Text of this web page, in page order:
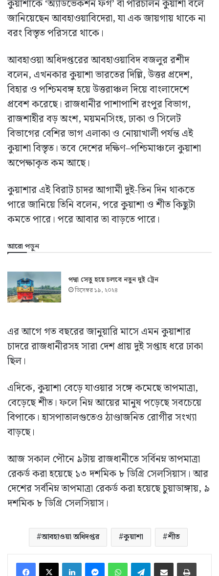
কুয়াশাকে ‘অ্যাডভেকশন ফগ’ বা পরিচালন কুয়াশা বলে
জানিয়েছেন আবহাওয়াবিদেরা, যা এক জায়গায় থাকে না
বরং বিস্তৃত পরিসরে থাকে।
আবহাওয়া অধিদপ্তরের আবহাওয়াবিদ বজলুর রশীদ
বলেন, এখনকার কুয়াশা ভারতের দিল্লি, উত্তর প্রদেশ,
বিহার ও পশ্চিমবঙ্গ হয়ে উত্তরাঞ্চল দিয়ে বাংলাদেশে
প্রবেশ করেছে। রাজধানীর পাশাপাশি রংপুর বিভাগ,
রাজশাহীর বড় অংশ, ময়মনসিংহ, ঢাকা ও সিলেট
বিভাগের বেশির ভাগ এলাকা ও নোয়াখালী পর্যন্ত এই
কুয়াশা বিস্তৃত। তবে দেশের দক্ষিণ–পশ্চিমাঞ্চলে কুয়াশা
অপেক্ষাকৃত কম আছে।
কুয়াশার এই বিরাট চাদর আগামী দুই-তিন দিন থাকতে
পারে জানিয়ে তিনি বলেন, পরে কুয়াশা ও শীত কিছুটা
কমতে পারে। পরে আবার তা বাড়তে পারে।
আরো পড়ুন
পদ্মা সেতু হয়ে চলবে নতুন দুই ট্রেন
ডিসেম্বর ১৯, ২০২৪
এর আগে গত বছরের জানুয়ারি মাসে এমন কুয়াশার
চাদরে রাজধানীরসহ সারা দেশ প্রায় দুই সপ্তাহ ধরে ঢাকা
ছিল।
এদিকে, কুয়াশা বেড়ে যাওয়ার সঙ্গে কমেছে তাপমাত্রা,
বেড়েছে শীত। ফলে নিম্ন আয়ের মানুষ পড়েছে সবচেয়ে
বিপাকে। হাসপাতালগুতেও ঠাণ্ডাজনিত রোগীর সংখ্যা
বাড়ছে।
আজ সকাল পৌনে ৯টায় রাজধানীতে সর্বিনম্ন তাপমাত্রা
রেকর্ড করা হয়েছে ১৩ দশমিক ৮ ডিগ্রি সেলসিয়াস। আর
দেশের সর্বনিম্ন তাপমাত্রা রেকর্ড করা হয়েছে চুয়াডাঙ্গায়, ৯
দশমিক ৮ ডিগ্রি সেলসিয়াস।
আবহাওয়া অধিদপ্তর কুয়াশা শীত
LinkedInMessengerWhatsAppTelegramইমেইলে শেয়ার করুন প্রিন্ট